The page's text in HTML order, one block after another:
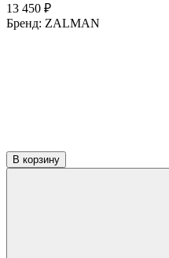
13 450 ₽
Бренд: ZALMAN
В корзину